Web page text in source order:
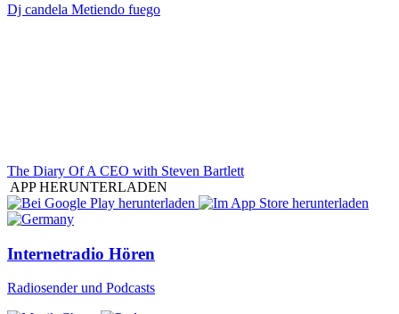
Dj candela Metiendo fuego
The Diary Of A CEO with Steven Bartlett
APP HERUNTERLADEN
Internetradio Hören
Radiosender und Podcasts